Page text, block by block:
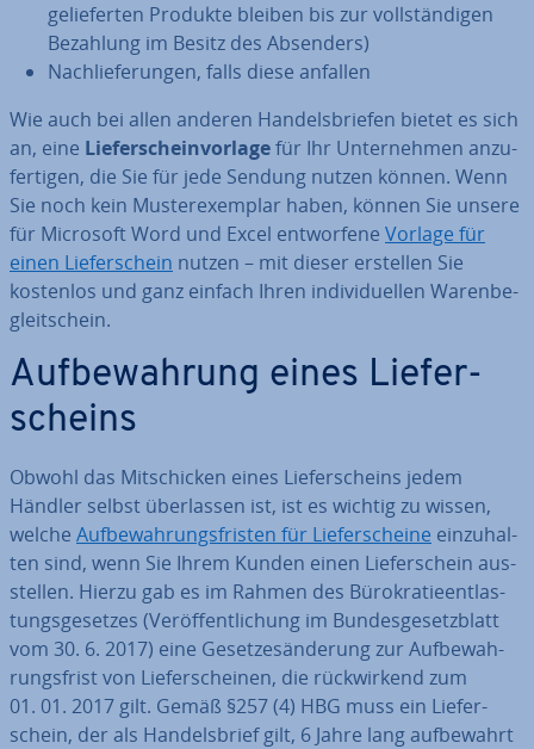
ge­lie­fer­ten Produkte bleiben bis zur voll­stän­di­gen
Bezahlung im Besitz des Absenders)
Nach­lie­fe­run­gen, falls diese anfallen
Wie auch bei allen anderen Han­dels­brie­fen bietet es sich
an, eine Lie­fer­schein­vor­la­gefür Ihr Un­ter­neh­men an­zu­
fer­ti­gen, die Sie für jede Sendung nutzen können. Wenn
Sie noch kein Mus­ter­ex­em­plar haben, können Sie unsere
für Microsoft Word und Excel ent­wor­fe­ne Vorlage für
einen Lie­fer­schein nutzen – mit dieser erstellen Sie
kostenlos und ganz einfach Ihren in­di­vi­du­el­len Wa­ren­be­
gleit­schein.
Auf­be­wah­rung eines Lie­fer­
scheins
Obwohl das Mit­schi­cken eines Lie­fer­scheins jedem
Händler selbst über­las­sen ist, ist es wichtig zu wissen,
welche Auf­be­wah­rungs­fris­ten für Lie­fer­schei­ne ein­zu­hal­
ten sind, wenn Sie Ihrem Kunden einen Lie­fer­schein aus­
stel­len. Hierzu gab es im Rahmen des Bü­ro­kra­tie­ent­las­
tungs­ge­set­zes (Ver­öf­fent­li­chung im Bun­des­ge­setz­blatt
vom 30. 6. 2017) eine Ge­set­zes­än­de­rung zur Auf­be­wah­
rungs­frist von Lie­fer­schei­nen, die rück­wir­kend zum
01. 01. 2017 gilt. Gemäß §257 (4) HBG muss ein Lie­fer­
schein, der als Han­dels­brief gilt, 6 Jahre lang auf­be­wahrt